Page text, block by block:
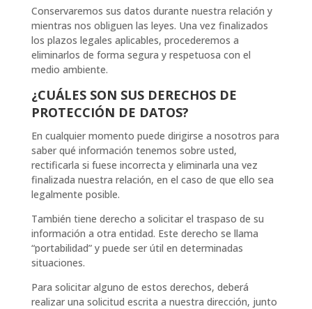
Conservaremos sus datos durante nuestra relación y
mientras nos obliguen las leyes. Una vez finalizados
los plazos legales aplicables, procederemos a
eliminarlos de forma segura y respetuosa con el
medio ambiente.
¿CUÁLES SON SUS DERECHOS DE
PROTECCIÓN DE DATOS?
En cualquier momento puede dirigirse a nosotros para
saber qué información tenemos sobre usted,
rectificarla si fuese incorrecta y eliminarla una vez
finalizada nuestra relación, en el caso de que ello sea
legalmente posible.
También tiene derecho a solicitar el traspaso de su
información a otra entidad. Este derecho se llama
“portabilidad” y puede ser útil en determinadas
situaciones.
Para solicitar alguno de estos derechos, deberá
realizar una solicitud escrita a nuestra dirección, junto